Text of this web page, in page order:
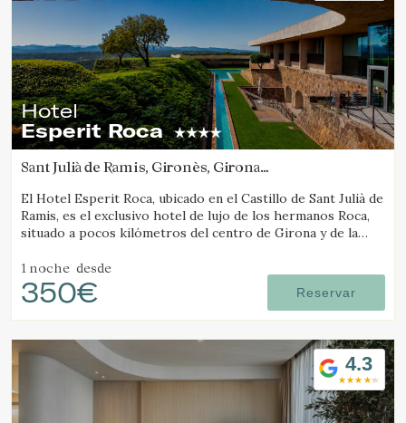
Hotel
Esperit Roca
Sant Julià de Ramis, Gironès, Girona
El Hotel Esperit Roca, ubicado en el Castillo de Sant Julià de
Ramis, es el exclusivo hotel de lujo de los hermanos Roca,
situado a pocos kilómetros del centro de Girona y de la
1 noche desde
350€ Reservar
4.3